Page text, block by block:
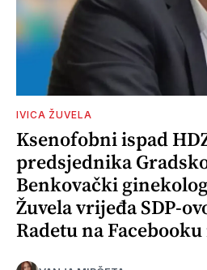
IVICA ŽUVELA
Ksenofobni ispad
predsjednika
Benkovački
Žuvela vrijeđa SDP-
Radetu na